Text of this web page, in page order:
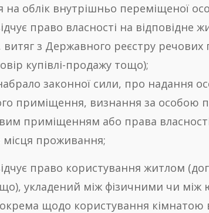
на облік внутрішньо переміщеної
право власності на відповідне
витяг з Державного реєстру речових
купівлі-продажу тощо);
законної сили, про надання
приміщення, визнання за особою
приміщенням або права
місця проживання;
право користування житлом
укладений між фізичними чи
щодо користування кімнатою